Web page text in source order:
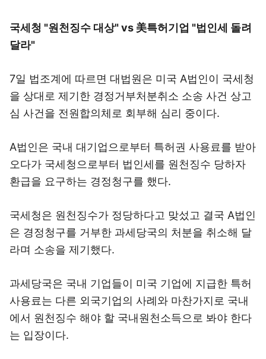
국세청 "원천징수 대상" vs 美특허기업 "법인세 돌려
달라"
7일 법조계에 따르면 대법원은 미국 A법인이 국세청
을 상대로 제기한 경정거부처분취소 소송 사건 상고
심 사건을 전원합의체로 회부해 심리 중이다.
A법인은 국내 대기업으로부터 특허권 사용료를 받아
오다가 국세청으로부터 법인세를 원천징수 당하자
환급을 요구하는 경정청구를 했다.
국세청은 원천징수가 정당하다고 맞섰고 결국 A법인
은 경정청구를 거부한 과세당국의 처분을 취소해 달
라며 소송을 제기했다.
과세당국은 국내 기업들이 미국 기업에 지급한 특허
사용료는 다른 외국기업의 사례와 마찬가지로 국내
에서 원천징수 해야 할 국내원천소득으로 봐야 한다
는 입장이다.